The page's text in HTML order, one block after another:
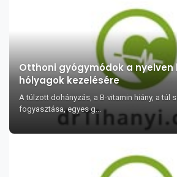
Otthoni gyógymódok a nyelven
hólyagok kezelésére
A túlzott dohányzás, a B-vitamin hiány, a túl
fogyasztása, egyes g...